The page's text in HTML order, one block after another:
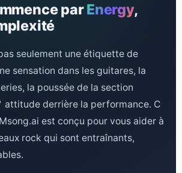
parEnergy,
seulement une étiquette de
sensation dans les guitares, la
la poussée de la section
attitude derrière la performance. C
est conçu pour vous aider à
rock qui sont entraînants,